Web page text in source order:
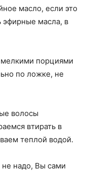
масло, если это
эфирные масла, в
порциями
по ложке, не
волосы
втирать в
теплой водой.
не надо, Вы сами